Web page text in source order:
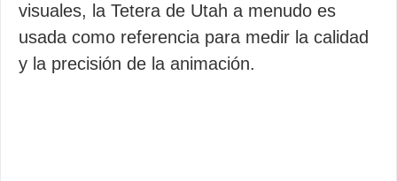
visuales, la Tetera de Utah a menudo es
usada como referencia para medir la calidad
y la precisión de la animación.